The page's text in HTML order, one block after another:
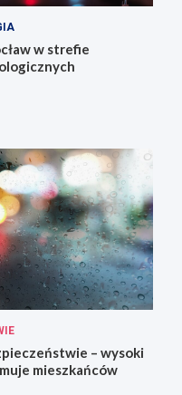
w strefie
– wysoki
mieszkańców